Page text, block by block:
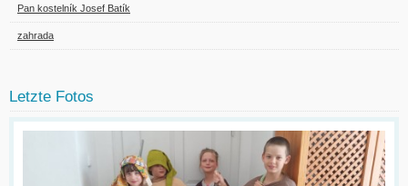
Pan kostelník Josef Batík
zahrada
Letzte Fotos